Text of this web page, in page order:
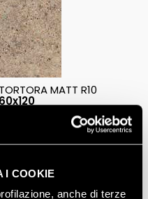
I COOKIE
anche di terze
TORTORA MATT R10
60x120
TORTORA MATT R10